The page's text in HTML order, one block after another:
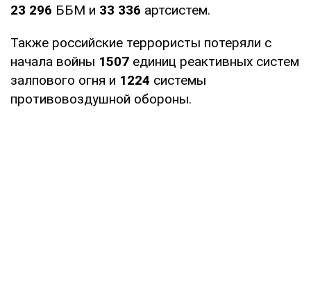
23 296 ББМ и 33 336 артсистем.
Также российские террористы потеряли с
начала войны 1507 единиц реактивных систем
залпового огня и 1224 системы
противовоздушной обороны.